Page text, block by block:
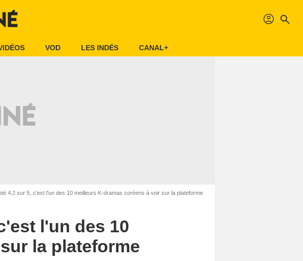
profil search
VOD LES INDÉS CANAL+
4,2 sur 5, c'est l'un des 10 meilleurs K-dramas coréens à voir sur la plateforme
l'un des 10
la plateforme